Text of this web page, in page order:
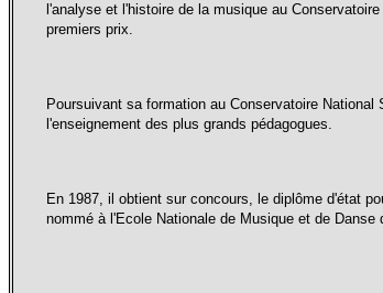
l'analyse et l'histoire de la musique au
premiers prix.
Poursuivant sa formation au Conservatoire
l'enseignement des plus grands pédagogues.
En 1987, il obtient sur concours, le diplôme d'état
nommé à l'Ecole Nationale de Musique et de Danse